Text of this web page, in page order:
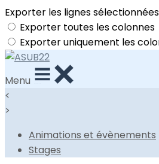
Exporter les lignes sélectionnées
Exporter toutes les colonnes
Exporter uniquement les
Menu
<
>
Animations et évènements
Stages